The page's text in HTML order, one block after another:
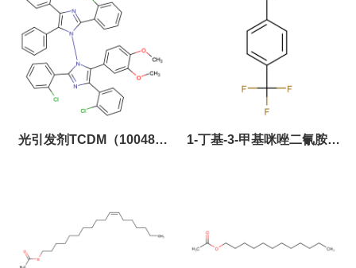
107761-81-9
光引发剂TCDM（100486- 1-丁基-3-甲基咪唑二氰胺盐